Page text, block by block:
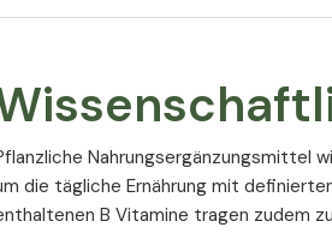
mit hochkonzentriertem 4:1
synergistisch ergänzt durch Hopfen
frei von Laktose, Gluten, Soja und
frei von gentechnisch veränderten
für Vegetarier, Veganer und
Nahrungsergänzungsmittel
die tägliche Ernährung mit
B Vitamine tragen zudem